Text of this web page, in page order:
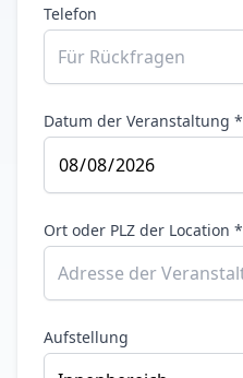
Telefon
Datum der Veranstaltung *
Ort oder PLZ der Location *
Aufstellung